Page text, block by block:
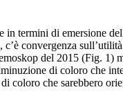
termini di emersione
c’è convergenza
del 2015 (Fig. 1)
di coloro che
coloro che sarebbero